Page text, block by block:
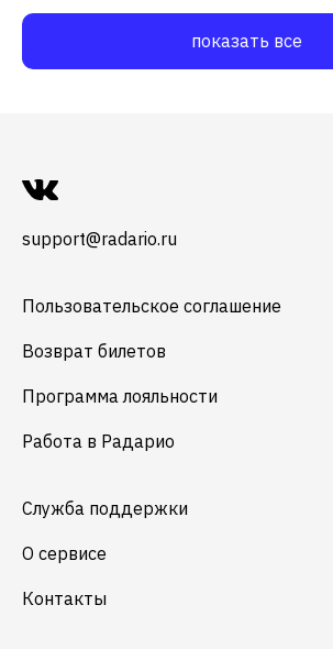
показать все
support@radario.ru
Пользовательское соглашение
Возврат билетов
Программа лояльности
Работа в Радарио
Служба поддержки
О сервисе
Контакты